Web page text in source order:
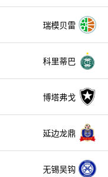
瑞模贝雷
科里蒂巴
博塔弗戈
延边龙鼎
无锡吴钩